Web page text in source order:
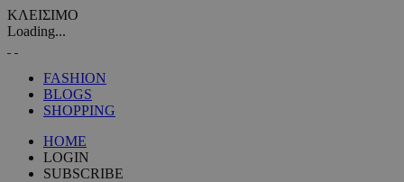
ΚΛΕΙΣΙΜΟ
Loading...
FASHION
BLOGS
SHOPPING
HOME
LOGIN
SUBSCRIBE